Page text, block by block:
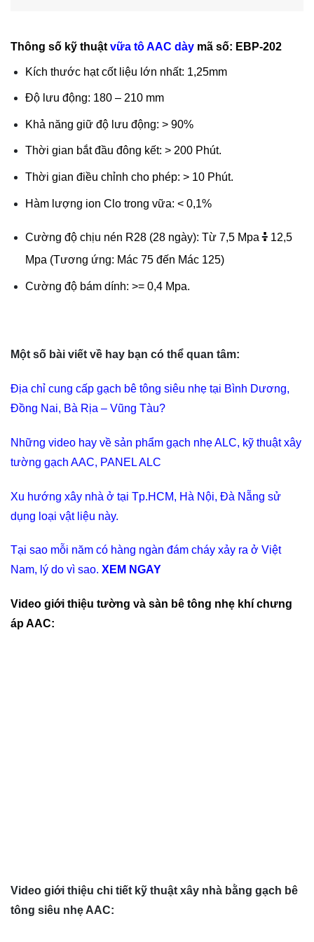
Thông số kỹ thuật vữa tô AAC dày mã số: EBP-202
Kích thước hạt cốt liệu lớn nhất: 1,25mm
Độ lưu động: 180 – 210 mm
Khả năng giữ độ lưu động: > 90%
Thời gian bắt đầu đông kết: > 200 Phút.
Thời gian điều chỉnh cho phép: > 10 Phút.
Hàm lượng ion Clo trong vữa: < 0,1%
Cường độ chịu nén R28 (28 ngày): Từ 7,5 Mpa:12,5
Mpa (Tương ứng: Mác 75 đến Mác 125)
Cường độ bám dính: >= 0,4 Mpa.
Một số bài viết về hay bạn có thể quan tâm:
Địa chỉ cung cấp gạch bê tông siêu nhẹ tại Bình Dương,
Đồng Nai, Bà Rịa – Vũng Tàu?
Những video hay về sản phẩm gạch nhẹ ALC, kỹ thuật xây
tường gạch AAC, PANEL ALC
Xu hướng xây nhà ở tại Tp.HCM, Hà Nội, Đà Nẵng sử
dụng loại vật liệu này.
Tại sao mỗi năm có hàng ngàn đám cháy xảy ra ở Việt
Nam, lý do vì sao. XEM NGAY
Video giới thiệu tường và sàn bê tông nhẹ khí chưng
áp AAC:
Video giới thiệu chi tiết kỹ thuật xây nhà bằng gạch bê
tông siêu nhẹ AAC: